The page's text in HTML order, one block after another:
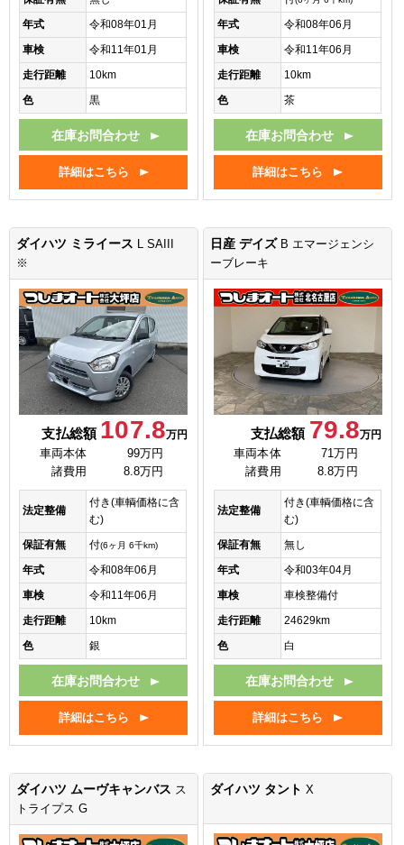
年式
令和08年01月
車検
令和11年01月
走行距離
10km
色
黒
在庫お問合わせ
詳細はこちら
年式
令和08年06月
車検
令和11年06月
走行距離
10km
色
茶
在庫お問合わせ
詳細はこちら
ダイハツ ミライース
L SAIII
※
支払総額 107.8万円
車両本体
99万円
諸費用
8.8万円
法定整備
付き(車輌価格に含
む)
保証有無
付(6ヶ月 6千km)
年式
令和08年06月
車検
令和11年06月
走行距離
10km
色
銀
在庫お問合わせ
詳細はこちら
日産 デイズ B エマージェンシ
ーブレーキ
支払総額 79.8万円
車両本体
71万円
諸費用
8.8万円
法定整備
付き(車輌価格に含
む)
保証有無
無し
年式
令和03年04月
車検
車検整備付
走行距離
24629km
色
白
在庫お問合わせ
詳細はこちら
ダイハツ ムーヴキャンバス ス
トライプス G
ダイハツ タントX